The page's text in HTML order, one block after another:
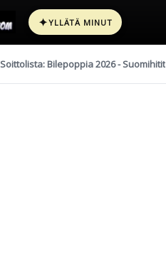
✦YLLÄTÄ MINUT
Soittolista: Bilepoppia 2026 - Suomihitit